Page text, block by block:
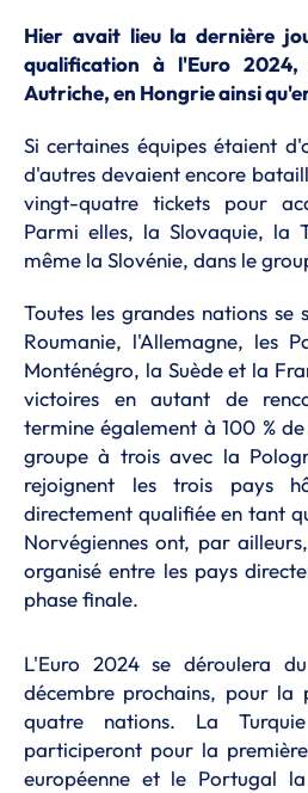
Hier avait lieu la dernière
qualification à l'Euro
Autriche, en Hongrie ainsi
Si certaines équipes étaient
d'autres devaient encore
vingt-quatre tickets pour
Parmi elles, la Slovaquie, la
même la Slovénie, dans le
Toutes les grandes nations se
Roumanie, l'Allemagne, les
Monténégro, la Suède et la
victoires en autant de
termine également à 100 %
groupe à trois avec la
rejoignent les trois pays
directement qualifiée en tant
Norvégiennes ont, par
organisé entre les pays
phase finale.
L'Euro 2024 se déroulera
décembre prochains, pour
quatre nations. La
participeront pour la
européenne et le Portugal